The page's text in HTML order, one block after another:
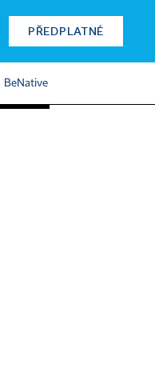
PŘEDPLATNÉ
BeNative